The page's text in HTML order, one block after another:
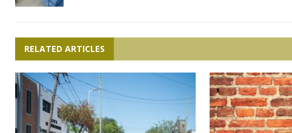
RELATED ARTICLES